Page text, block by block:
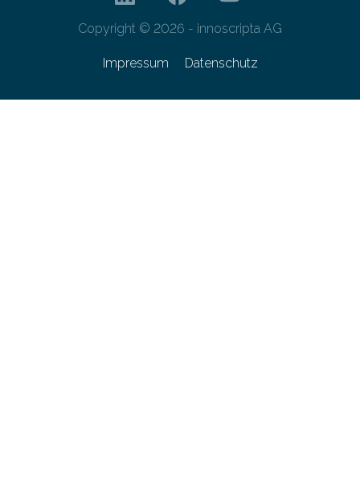
Copyright © 2026 - innoscripta AG
Impressum Datenschutz